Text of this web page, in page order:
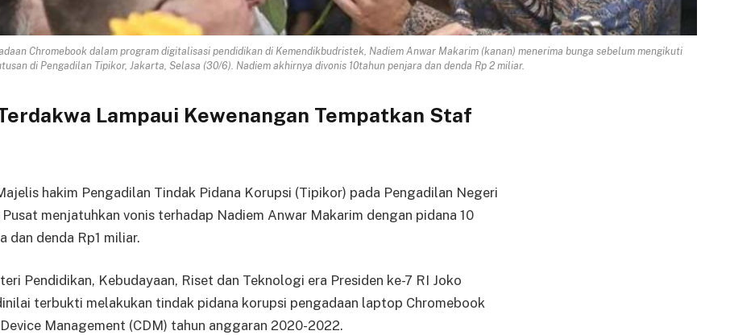
Chromebook dalam program digitalisasi pendidikan di Kemendikbudristek, Nadiem Anwar Makarim (kanan) menerima bunga sebelum mengikuti
di Pengadilan Tipikor, Jakarta, Selasa (30/6). Nadiem akhirnya divonis 10tahun penjara dan denda Rp 2 miliar.
Lampaui Kewenangan Tempatkan Staf
hakim Pengadilan Tindak Pidana Korupsi (Tipikor) pada Pengadilan Negeri
menjatuhkan vonis terhadap Nadiem Anwar Makarim dengan pidana 10
dan denda Rp1 miliar.
Pendidikan, Kebudayaan, Riset dan Teknologi era Presiden ke-7 RI Joko
terbukti melakukan tindak pidana korupsi pengadaan laptop Chromebook
Management (CDM) tahun anggaran 2020-2022.